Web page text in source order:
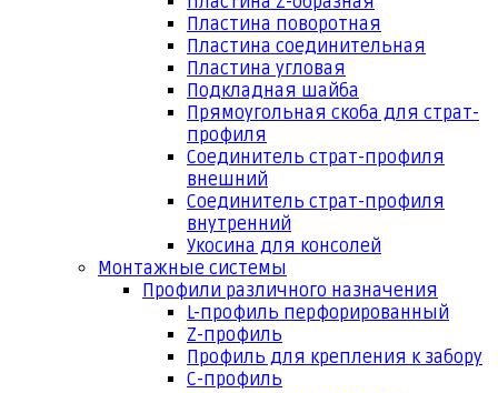
Пластина поворотная
Пластина соединительная
Пластина угловая
Подкладная шайба
Прямоугольная скоба для страт-
профиля
Соединитель страт-профиля
внешний
Соединитель страт-профиля
внутренний
Укосина для консолей
Монтажные системы
Профили различного назначения
L-профиль перфорированный
Z-профиль
Профиль для крепления к забору
С-профиль